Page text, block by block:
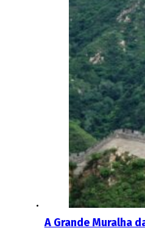
A Grande Muralha